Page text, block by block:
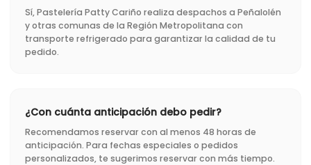
Sí, Pastelería Patty Cariño realiza despachos a Peñalolén
y otras comunas de la Región Metropolitana con
transporte refrigerado para garantizar la calidad de tu
pedido.
¿Con cuánta anticipación debo pedir?
Recomendamos reservar con al menos 48 horas de
anticipación. Para fechas especiales o pedidos
personalizados, te sugerimos reservar con más tiempo.